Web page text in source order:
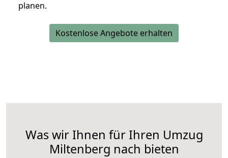
planen.
Kostenlose Angebote erhalten
Was wir Ihnen für Ihren Umzug
Miltenberg nach bieten